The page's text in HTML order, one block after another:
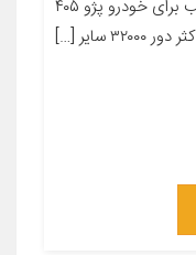
معرفی محصول جزئیات محصول مناسب برای خودرو پژو ۴۰۵